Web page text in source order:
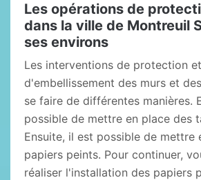
Les opérations de
dans la ville de Montreuil
ses environs
Les interventions de protection et
d'embellissement des murs et
se faire de différentes manières.
possible de mettre en place des
Ensuite, il est possible de mettre
papiers peints. Pour continuer,
réaliser l'installation des papiers